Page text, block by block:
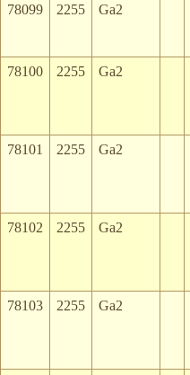
78099 2255 Ga2
78100 2255 Ga2
78101 2255 Ga2
78102 2255 Ga2
78103 2255 Ga2